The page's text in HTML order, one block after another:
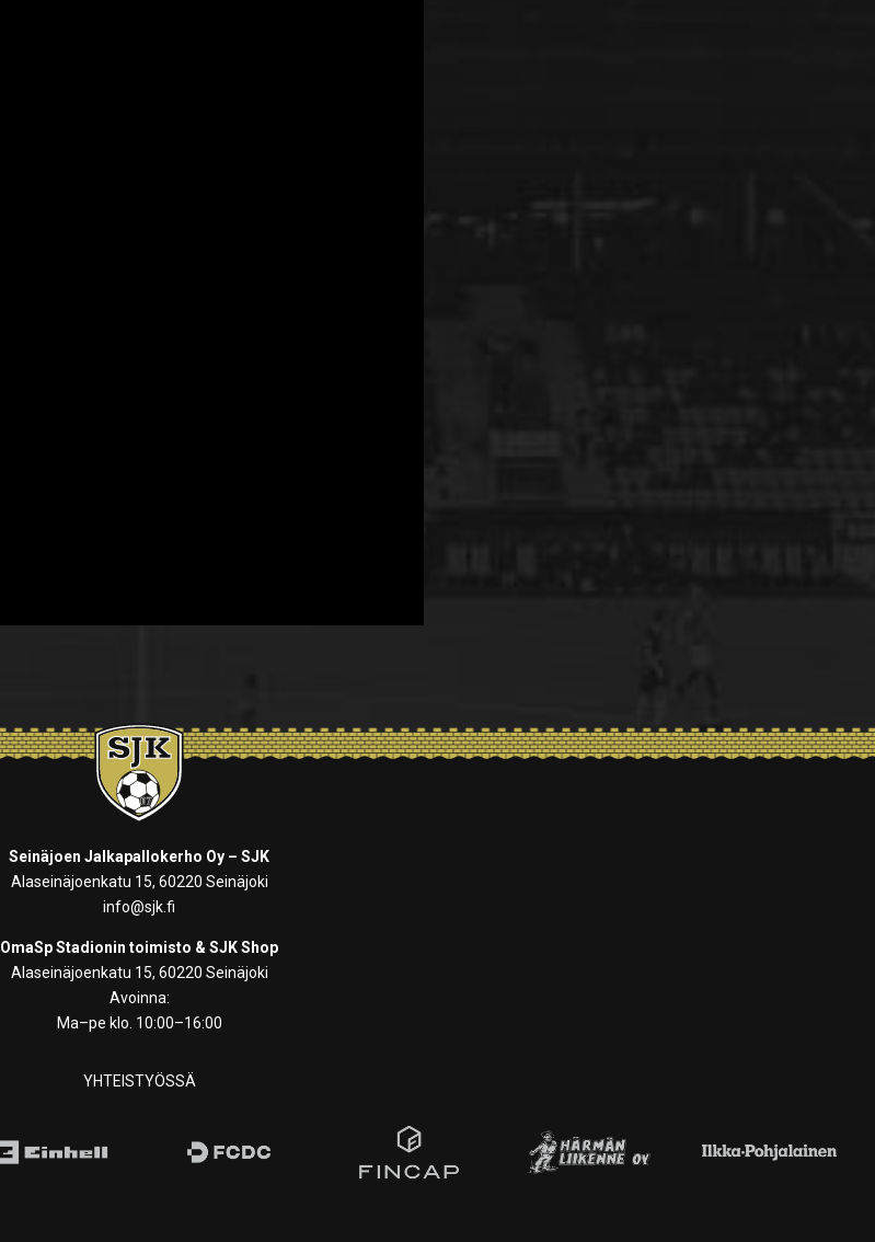
Seinäjoen Jalkapallokerho Oy – SJK
Alaseinäjoenkatu 15, 60220 Seinäjoki
info@sjk.fi
OmaSp Stadionin toimisto & SJK Shop
Alaseinäjoenkatu 15, 60220 Seinäjoki
Avoinna:
Ma–pe klo. 10:00–16:00
YHTEISTYÖSSÄ